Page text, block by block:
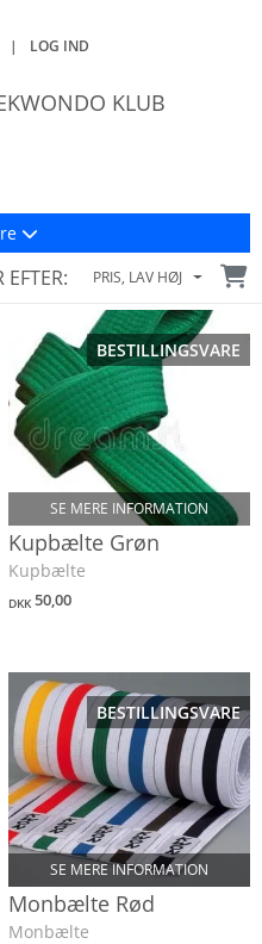
| LOG IND
KLUB
EFTER: PRIS, LAV HØJ
BESTILLINGSVARE
SE MERE INFORMATION
Kupbælte Grøn
Kupbælte
DKK50,00
BESTILLINGSVARE
SE MERE INFORMATION
Monbælte Rød
Monbælte